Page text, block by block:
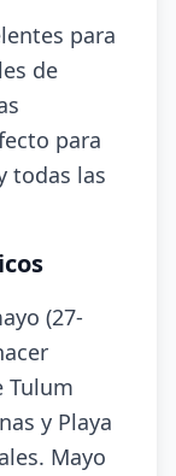
para
de
para
todas las
(27-
Tulum
y Playa
Mayo